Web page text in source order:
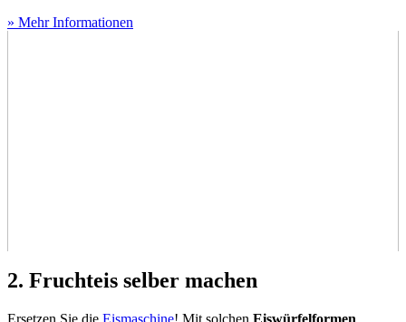
» Mehr Informationen
2. Fruchteis selber machen